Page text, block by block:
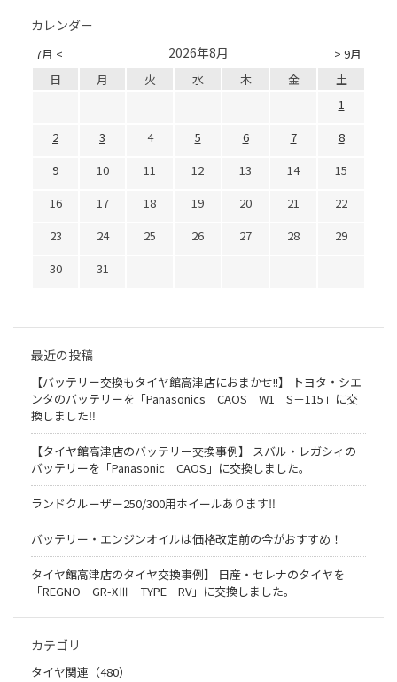
カレンダー
7月 < > 9月
2026年8月
日 月 火 水 木 金
土
1
2
3 4 5 6 7
8
9
10 11 12 13 14
15
16
17 18 19 20 21
22
23
24 25 26 27 28
29
30
31
最近の投稿
【バッテリー交換もタイヤ館高津店におまかせ!!】 トヨタ・シエ
ンタのバッテリーを「Panasonics CAOS W1 S－115」に交
換しました‼
【タイヤ館高津店のバッテリー交換事例】 スバル・レガシィの
バッテリーを「Panasonic CAOS」に交換しました。
ランドクルーザー250/300用ホイールあります‼
バッテリー・エンジンオイルは価格改定前の今がおすすめ！
タイヤ館高津店のタイヤ交換事例】 日産・セレナのタイヤを
「REGNO GR-XⅢ TYPE RV」に交換しました。
カテゴリ
タイヤ関連（480）